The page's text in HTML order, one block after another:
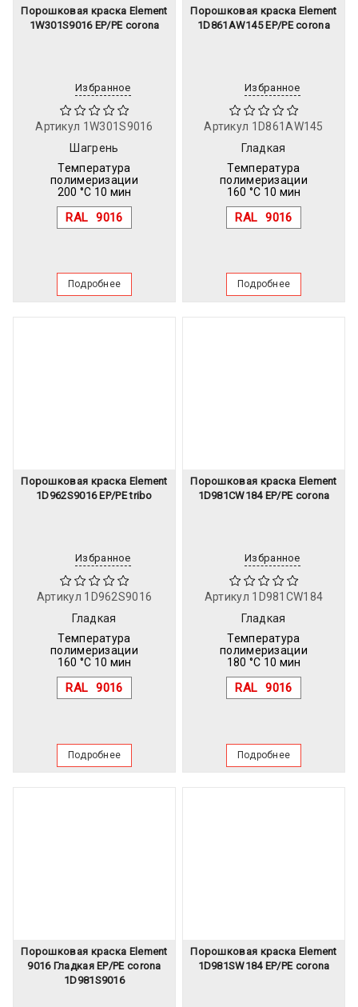
Порошковая краска Element
1W301S9016 EP/PE corona
Избранное
Артикул 1W301S9016
Шагрень
Температура
полимеризации
200 °C 10 мин
RAL 9016
Подробнее
Порошковая краска Element
1D861AW145 EP/PE corona
Избранное
Артикул 1D861AW145
Гладкая
Температура
полимеризации
160 °C 10 мин
RAL 9016
Подробнее
Порошковая краска Element
1D962S9016 EP/PE tribo
Избранное
Артикул 1D962S9016
Гладкая
Температура
полимеризации
160 °C 10 мин
RAL 9016
Подробнее
Порошковая краска Element
1D981CW184 EP/PE corona
Избранное
Артикул 1D981CW184
Гладкая
Температура
полимеризации
180 °C 10 мин
RAL 9016
Подробнее
Порошковая краска Element
9016 Гладкая EP/PE corona
1D981S9016
Порошковая краска Element
1D981SW184 EP/PE corona